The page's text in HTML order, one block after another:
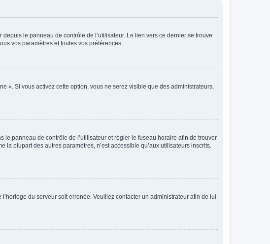
le panneau de contrôle de l’utilisateur. Le lien vers ce dernier se trouve
vos paramètres et toutes vos préférences.
». Si vous activez cette option, vous ne serez visible que des administrateurs,
le panneau de contrôle de l’utilisateur et régler le fuseau horaire afin de trouver
plupart des autres paramètres, n’est accessible qu’aux utilisateurs inscrits.
du serveur soit erronée. Veuillez contacter un administrateur afin de lui